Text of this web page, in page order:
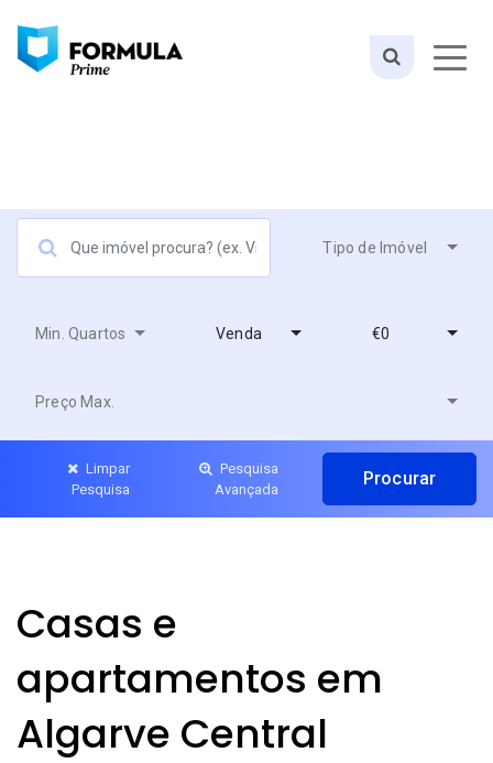
Tipo de Imóvel
Min. Quartos Venda €0
Preço Max.
Limpar
Pesquisa
Pesquisa
Avançada
Casas e
apartamentos em
Algarve Central